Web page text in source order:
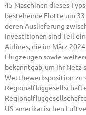
45 Maschinen dieses
bestehende Flotte um
deren Auslieferung
Investitionen sind Teil
Airlines, die im März
Flugzeugen sowie
bekanntgab, um ihr Netz
Wettbewerbsposition zu
US-amerikanischen